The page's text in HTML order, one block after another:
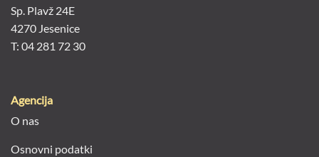
Sp. Plavž 24E
4270 Jesenice
T: 04 281 72 30
Agencija
O nas
Osnovni podatki